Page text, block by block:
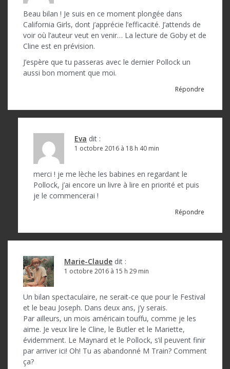
Beau bilan ! Je suis en ce moment plongée dans
California Girls, dont j’apprécie l’efficacité. J’attends de
voir où l’auteur veut en venir… La lecture de Goby et de
Cline est en prévision.
J’espère que tu passeras avec le dernier Pollock un
aussi bon moment que moi.
Répondre
Eva dit :
1 octobre 2016 à 18 h 40 min
merci ! je me lèche les babines en regardant le
Pollock, j’ai encore un livre à lire en priorité et puis
je le commencerai !
Répondre
Marie-Claude dit :
1 octobre 2016 à 15 h 29 min
Un bilan spectaculaire, ne serait-ce que pour le Festival
et le beau Joseph. Dans deux ans, j’y serais.
Par ailleurs, un mois américain touffu, comme je les
aime. Je veux lire le Cline, le Butler et le Mariette,
évidemment. Le Maynard et le Pollock, s’il peuvent finir
par arriver ici! Oh! Tu as abandonné M Train? Comment
ça?